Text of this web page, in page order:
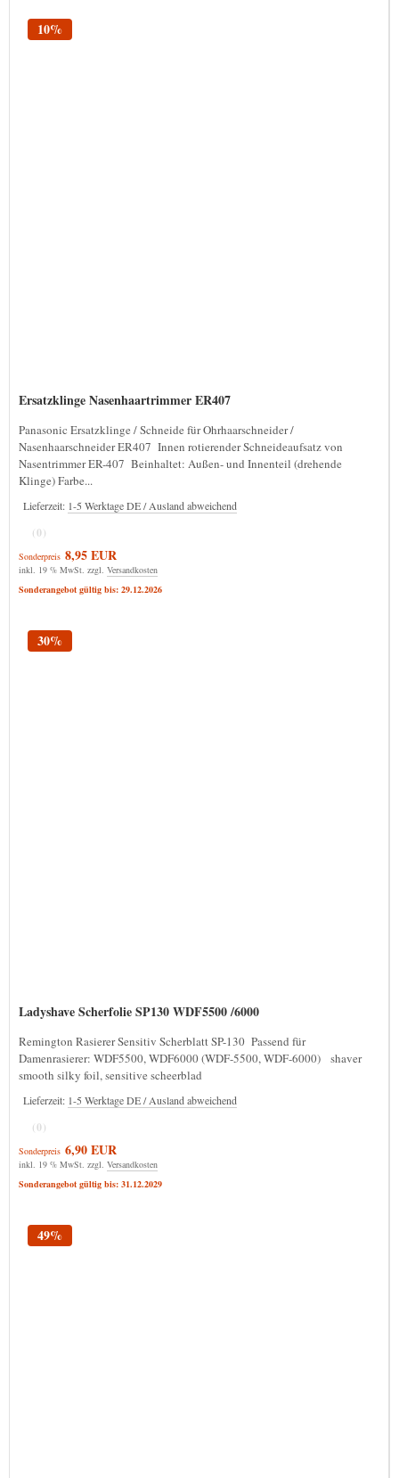
Ersatzklinge Nasenhaartrimmer ER407
Panasonic Ersatzklinge / Schneide für Ohrhaarschneider /
Nasenhaarschneider ER407 Innen rotierender Schneideaufsatz von
Nasentrimmer ER-407 Beinhaltet: Außen- und Innenteil (drehende
Klinge) Farbe...
Lieferzeit: 1-5 Werktage DE / Ausland abweichend
(0)
Sonderpreis 8,95 EUR
10%
inkl. 19 % MwSt. zzgl. Versandkosten
Sonderangebot gültig bis: 29.12.2026
Ladyshave Scherfolie SP130 WDF5500 /6000
Remington Rasierer Sensitiv Scherblatt SP-130 Passend für
Damenrasierer: WDF5500, WDF6000 (WDF-5500, WDF-6000) shaver
smooth silky foil, sensitive scheerblad
Lieferzeit: 1-5 Werktage DE / Ausland abweichend
(0)
Sonderpreis 6,90 EUR
30%
inkl. 19 % MwSt. zzgl. Versandkosten
Sonderangebot gültig bis: 31.12.2029
49%